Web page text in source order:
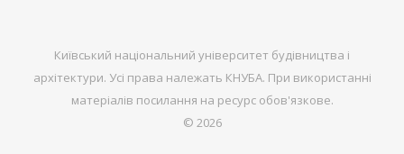
Київський національний університет будівництва і
архітектури. Усі права належать КНУБА. При використанні
матеріалів посилання на ресурс обов'язкове.
© 2026